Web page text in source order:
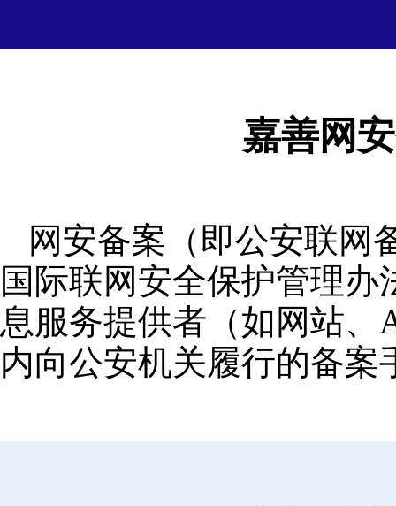
嘉善网
网安备案（即公安联网
国际联网安全保护管理
息服务提供者（如网站、
内向公安机关履行的备案